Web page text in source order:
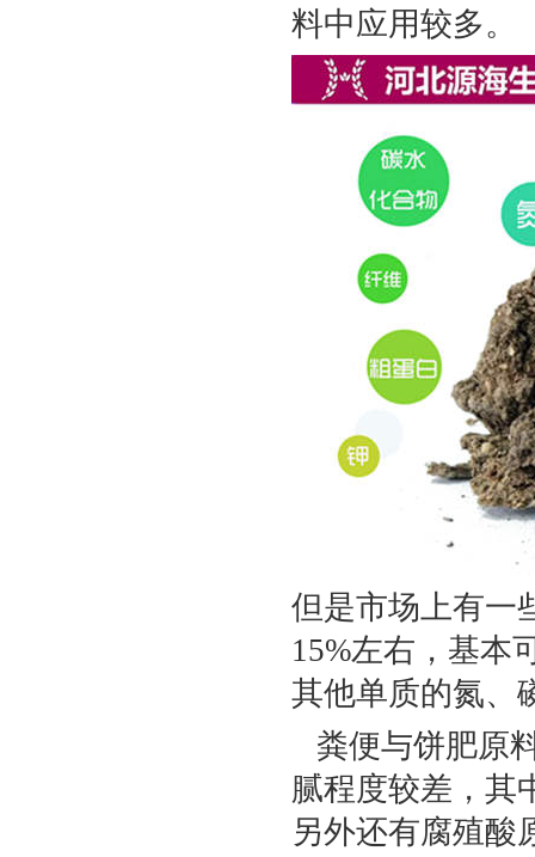
料中应用较多。
但是市场上有一
15%左右，基本
其他单质的氮、
粪便与饼肥原
腻程度较差，其
另外还有腐殖酸